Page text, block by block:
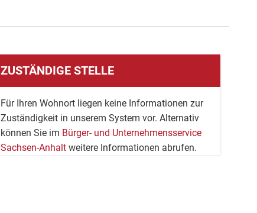
ZUSTÄNDIGE STELLE
Für Ihren Wohnort liegen keine Informationen zur
Zuständigkeit in unserem System vor. Alternativ
können Sie im Bürger- und Unternehmensservice
Sachsen-Anhalt weitere Informationen abrufen.